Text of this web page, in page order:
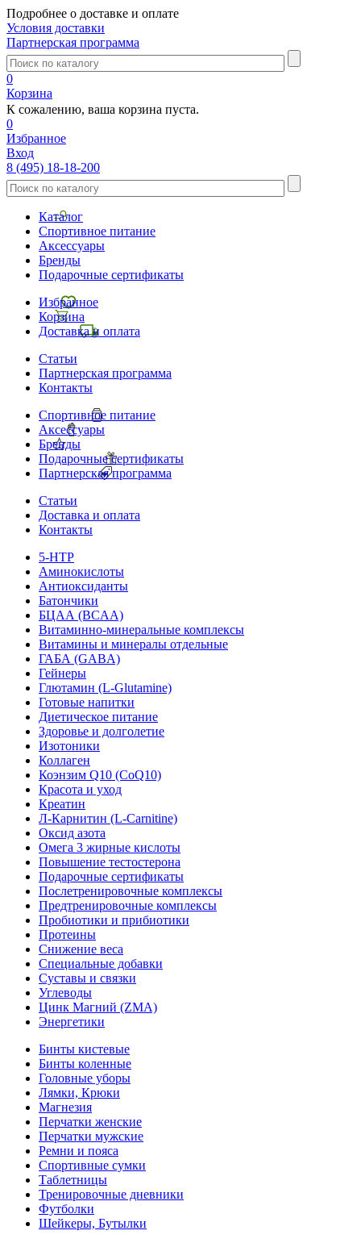
Подробнее о доставке и оплате
Условия доставки
Партнерская программа
0
Корзина
К сожалению, ваша корзина пуста.
0
Избранное
Вход
8 (495) 18-18-200
Каталог
Спортивное питание
Аксессуары
Бренды
Подарочные сертификаты
Избранное
Корзина
Доставка и оплата
Статьи
Партнерская программа
Контакты
Спортивное питание
Аксессуары
Бренды
Подарочные сертификаты
Партнерская программа
Статьи
Доставка и оплата
Контакты
5-HTP
Аминокислоты
Антиоксиданты
Батончики
БЦАА (BCAA)
Витаминно-минеральные комплексы
Витамины и минералы отдельные
ГАБА (GABA)
Гейнеры
Глютамин (L-Glutamine)
Готовые напитки
Диетическое питание
Здоровье и долголетие
Изотоники
Коллаген
Коэнзим Q10 (CoQ10)
Красота и уход
Креатин
Л-Карнитин (L-Сarnitine)
Оксид азота
Омега 3 жирные кислоты
Повышение тестостерона
Подарочные сертификаты
Послетренировочные комплексы
Предтренировочные комплексы
Пробиотики и прибиотики
Протеины
Снижение веса
Специальные добавки
Суставы и связки
Углеводы
Цинк Магний (ZMA)
Энергетики
Бинты кистевые
Бинты коленные
Головные уборы
Лямки, Крюки
Магнезия
Перчатки женские
Перчатки мужские
Ремни и пояса
Спортивные сумки
Таблетницы
Тренировочные дневники
Футболки
Шейкеры, Бутылки